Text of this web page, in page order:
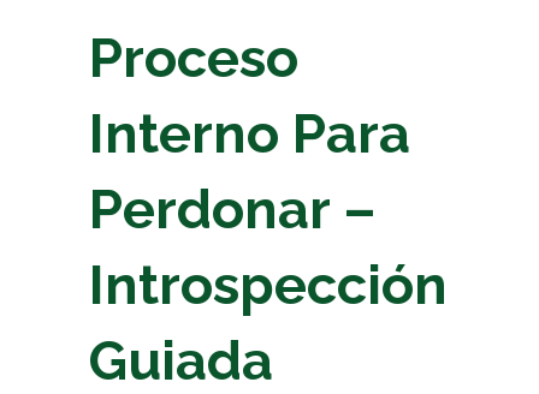
Proceso
Interno Para
Perdonar –
Introspección
Guiada